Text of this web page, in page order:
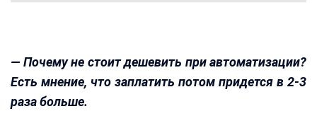
— Почему не стоит дешевить при автоматизации?
Есть мнение, что заплатить потом придется в 2-3
раза больше.